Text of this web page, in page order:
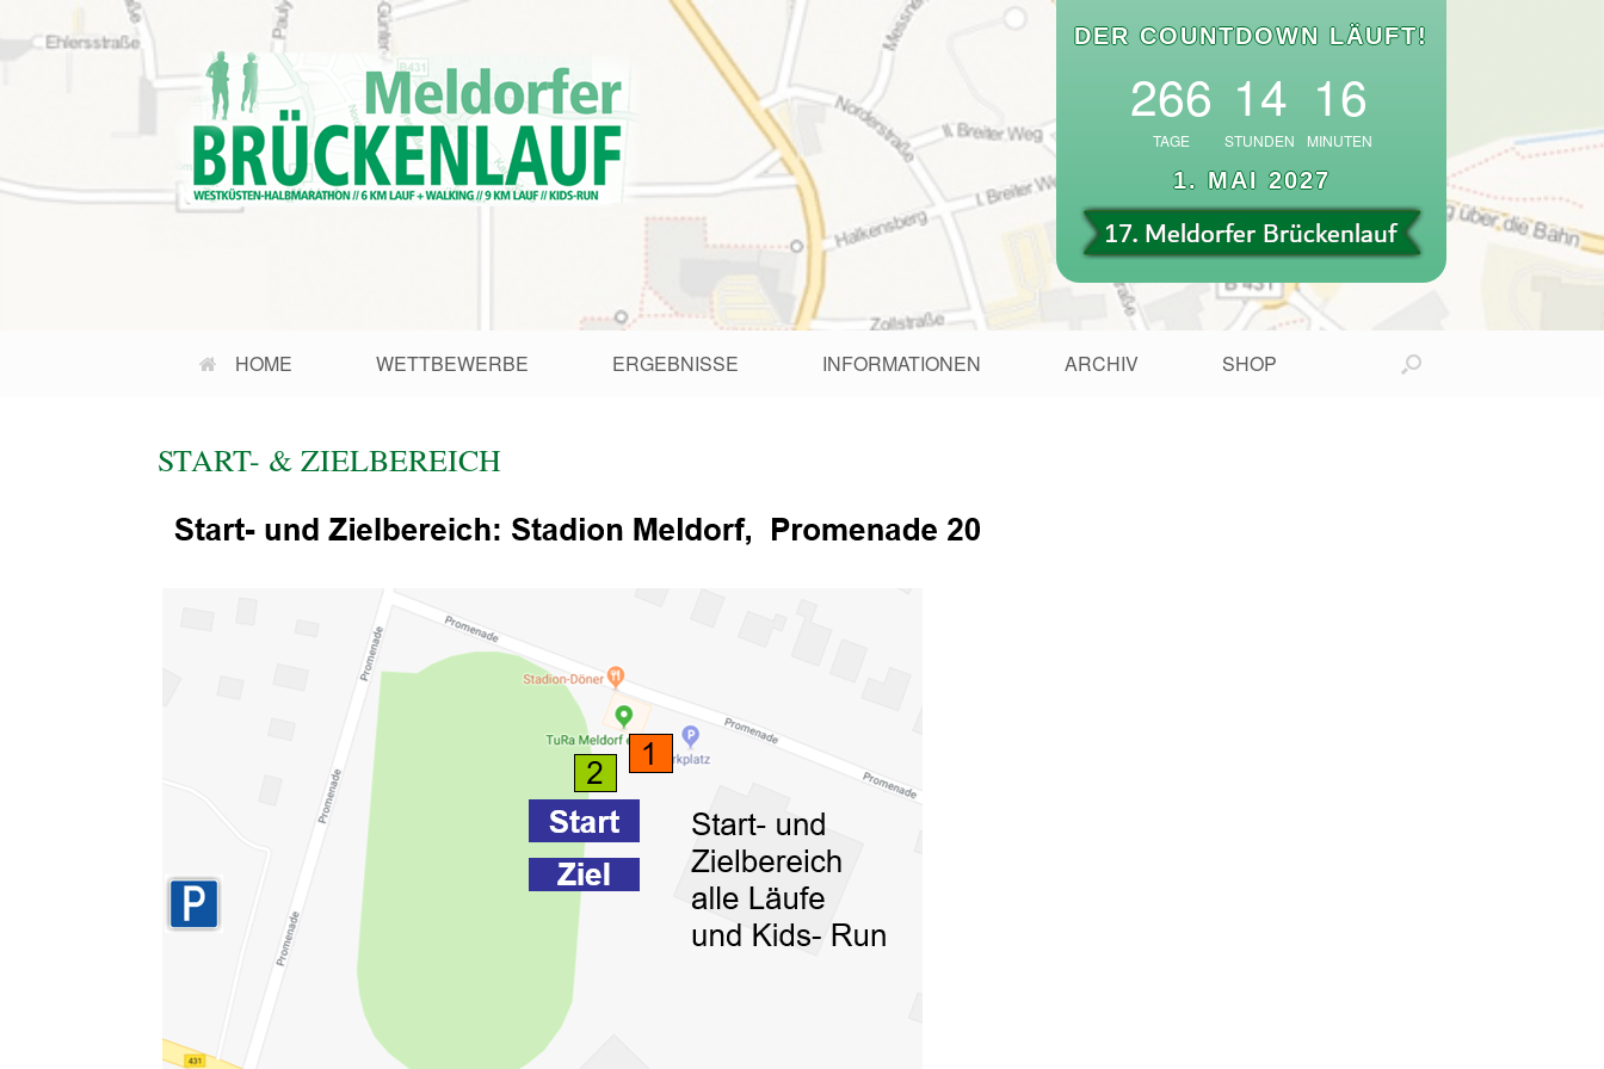
springen
DER COUNTDOWN LÄUFT!
266
TAGE
14
STUNDEN
16
MINUTEN
1. MAI 2027
HOME WETTBEWERBE ERGEBNISSE INFORMATIONEN ARCHIV SHOP
START- & ZIELBEREICH